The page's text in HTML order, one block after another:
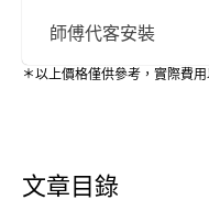
師傅代客安裝
＊以上價格僅供參考，實際費
文章目錄